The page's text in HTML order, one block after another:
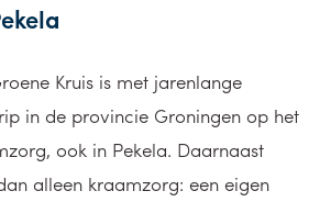
Kruis is met jarenlange
in de provincie Groningen op het
ook in Pekela. Daarnaast
alleen kraamzorg: een eigen